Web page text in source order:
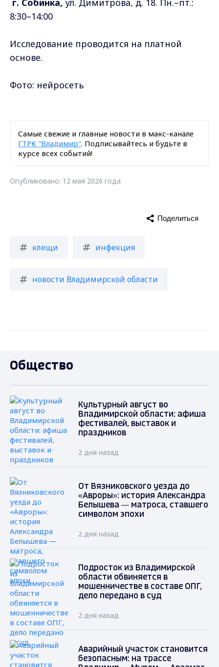
8:30–14:00
Исследование проводится на платной
основе.
Фото: нейросеть
Самые свежие и главные новости в макс-канале
ГТРК "Владимир". Подписывайтесь и будьте в
курсе всех событий!
Опубликовано: 12 мая 2026 года
клещи инфекция
новости Владимирской области
Поделиться
Общество
Культурный август во
Владимирской области: афиша
фестивалей, выставок и
праздников
2 дня назад
От Вязниковского уезда до
«Авроры»: история Александра
Белышева — матроса, ставшего
символом эпохи
2 дня назад
Подросток из Владимирской
области обвиняется в
мошенничестве в составе ОПГ,
дело передано в суд
2 дня назад
Аварийный участок становится
безопасным: на трассе